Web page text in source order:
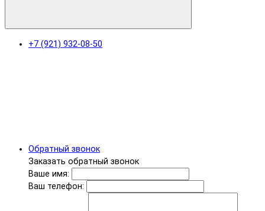
+7 (921) 932-08-50
Обратный звонок
Заказать обратный звонок
Ваше имя:
Ваш телефон: